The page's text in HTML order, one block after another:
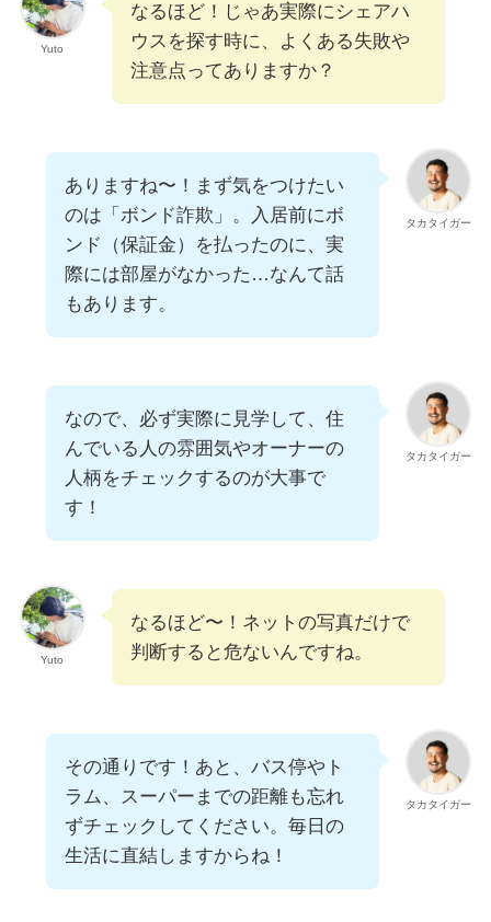
Yuto
なるほど！じゃあ実際にシェアハ
ウスを探す時に、よくある失敗や
注意点ってありますか？
タカタイガー
ありますね〜！まず気をつけたい
のは「ボンド詐欺」。入居前にボ
ンド（保証金）を払ったのに、実
際には部屋がなかった…なんて話
もあります。
タカタイガー
なので、必ず実際に見学して、住
んでいる人の雰囲気やオーナーの
人柄をチェックするのが大事で
す！
Yuto
なるほど〜！ネットの写真だけで
判断すると危ないんですね。
タカタイガー
その通りです！あと、バス停やト
ラム、スーパーまでの距離も忘れ
ずチェックしてください。毎日の
生活に直結しますからね！